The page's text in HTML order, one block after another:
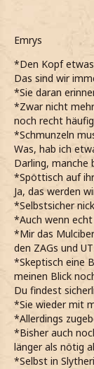
Emrys
*Den Kopf
Das sind wir
*Sie daran
*Zwar nicht
noch recht
*Schmunzeln
Was, hab ich
Darling, manche
*Spöttisch auf
Ja, das werden
*Selbstsicher
*Auch wenn
*Mir das
den ZAGs und
*Skeptisch eine
meinen Blick
Du findest
*Sie wieder mit
*Allerdings
*Bisher auch
länger als nötig
*Selbst in